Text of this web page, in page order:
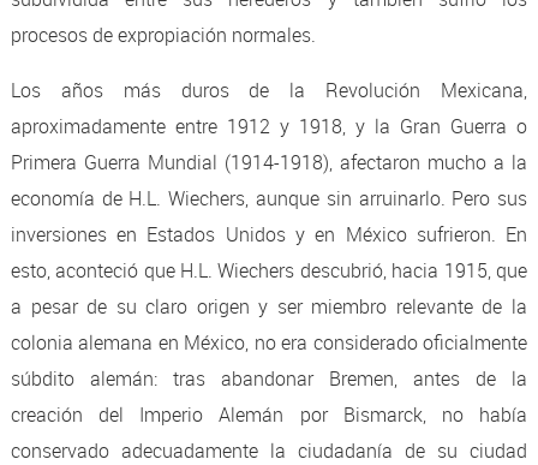
procesos de expropiación normales.
Los años más duros de la Revolución Mexicana,
aproximadamente entre 1912 y 1918, y la Gran Guerra o
Primera Guerra Mundial (1914-1918), afectaron mucho a la
economía de H.L. Wiechers, aunque sin arruinarlo. Pero sus
inversiones en Estados Unidos y en México sufrieron. En
esto, aconteció que H.L. Wiechers descubrió, hacia 1915, que
a pesar de su claro origen y ser miembro relevante de la
colonia alemana en México, no era considerado oficialmente
súbdito alemán: tras abandonar Bremen, antes de la
creación del Imperio Alemán por Bismarck, no había
conservado adecuadamente la ciudadanía de su ciudad